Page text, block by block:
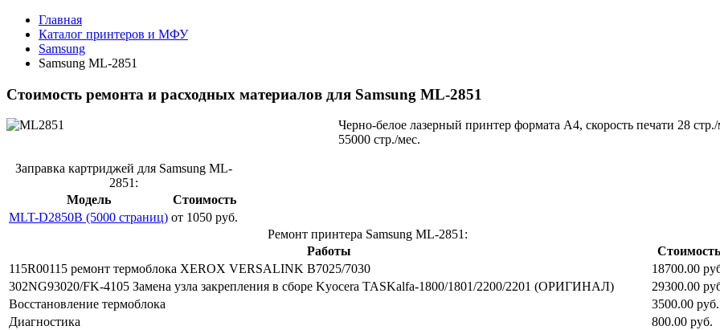
Главная
Каталог принтеров и МФУ
Samsung
Samsung ML-2851
Стоимость ремонта и расходных материалов для Samsung ML-2851
Черно-белое лазерный принтер формата A4, скорость печати 28
55000 стр./мес.
Заправка картриджей для Samsung ML-
2851:
Модель
Стоимость
MLT-D2850B (5000 страниц) от 1050 руб.
Ремонт принтера Samsung ML-2851:
Работы
Стоимость
115R00115 ремонт термоблока XEROX VERSALINK B7025/7030
18700.00
302NG93020/FK-4105 Замена узла закрепления в сборе Kyocera TASKalfa-1800/1801/2200/2201 (ОРИГИНАЛ)
29300.00
Восстановление термоблока
3500.00 руб.
Диагностика
800.00 руб.